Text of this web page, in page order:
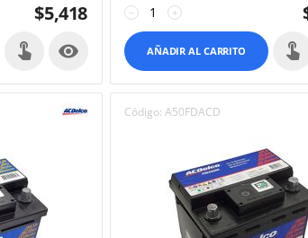
$5,418

+
−
AÑADIR AL CARRITO
Código: A50FDACD